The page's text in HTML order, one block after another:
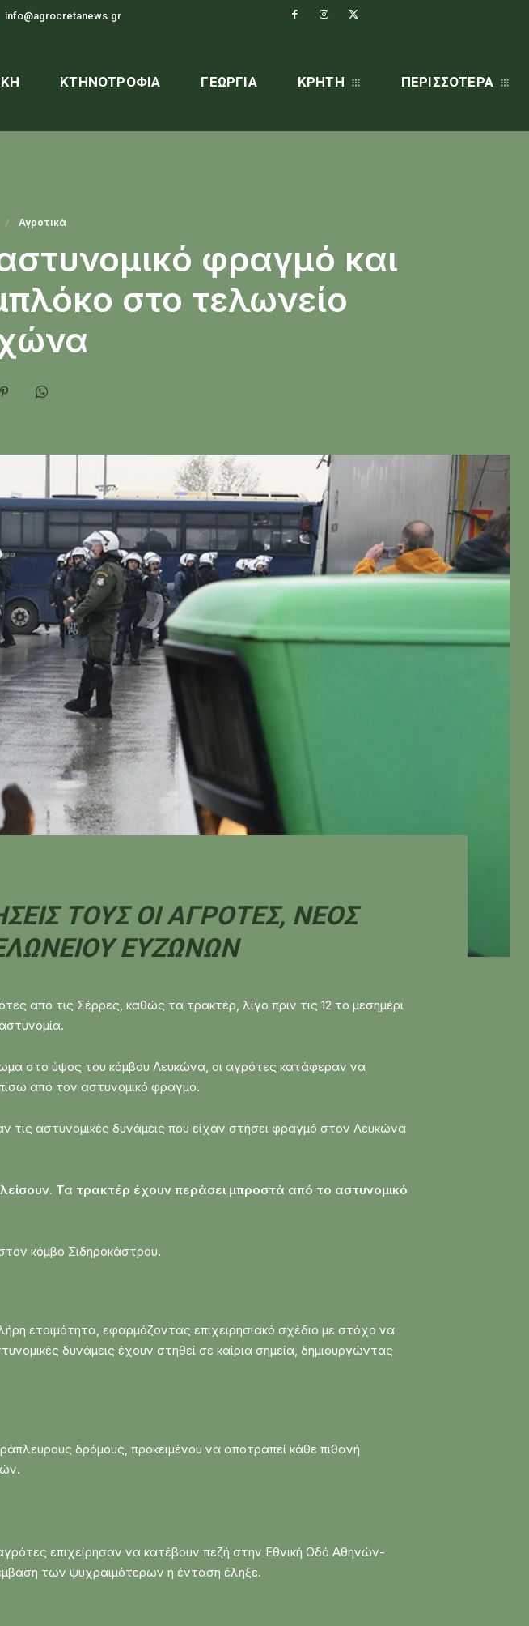
info@agrocretanews.gr
ΚΤΗΝΟΤΡΟΦΊΑ ΓΕΩΡΓΊΑ ΚΡΗΤΗ ΠΕΡΙΣΣΌΤΕΡΑ
Αγροτικά
φραγμό και
στο τελωνείο
ΤΟΥΣ ΟΙ ΑΓΡΌΤΕΣ, ΝΈΟΣ
ΕΥΖΏΝΩΝ
από τις Σέρρες, καθώς τα τρακτέρ, λίγο πριν τις 12 το μεσημέρι
στο ύψος του κόμβου Λευκώνα, οι αγρότες κατάφεραν να
από τον αστυνομικό φραγμό.
αστυνομικές δυνάμεις που είχαν στήσει φραγμό στον Λευκώνα
Τα τρακτέρ έχουν περάσει μπροστά από το αστυνομικό
κόμβο Σιδηροκάστρου.
ετοιμότητα, εφαρμόζοντας επιχειρησιακό σχέδιο με στόχο να
δυνάμεις έχουν στηθεί σε καίρια σημεία, δημιουργώντας
δρόμους, προκειμένου να αποτραπεί κάθε πιθανή
επιχείρησαν να κατέβουν πεζή στην Εθνική Οδό Αθηνών-
των ψυχραιμότερων η ένταση έληξε.